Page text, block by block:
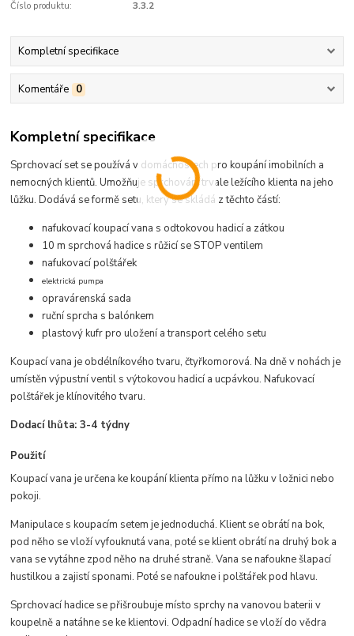
Číslo produktu: 3.3.2
Kompletní specifikace
Komentáře 0
Kompletní specifikace
Sprchovací set se používá v domácnostech pro koupání imobilních a
nemocných klientů. Umožňuje sprchování trvale ležícího klienta na jeho
lůžku. Dodává se formě setu, který se skládá z těchto částí:
nafukovací koupací vana s odtokovou hadicí a zátkou
10 m sprchová hadice s růžicí se STOP ventilem
nafukovací polštářek
elektrická pumpa
opravárenská sada
ruční sprcha s balónkem
plastový kufr pro uložení a transport celého setu
Koupací vana je obdélníkového tvaru, čtyřkomorová. Na dně v nohách je
umístěn výpustní ventil s výtokovou hadicí a ucpávkou. Nafukovací
polštářek je klínovitého tvaru.
Dodací lhůta: 3-4 týdny
Použití
Koupací vana je určena ke koupání klienta přímo na lůžku v ložnici nebo
pokoji.
Manipulace s koupacím setem je jednoduchá. Klient se obrátí na bok,
pod něho se vloží vyfouknutá vana, poté se klient obrátí na druhý bok a
vana se vytáhne zpod něho na druhé straně. Vana se nafoukne šlapací
hustilkou a zajistí sponami. Poté se nafoukne i polštářek pod hlavu.
Sprchovací hadice se přišroubuje místo sprchy na vanovou baterii v
koupelně a natáhne se ke klientovi. Odpadní hadice se vloží do vědra